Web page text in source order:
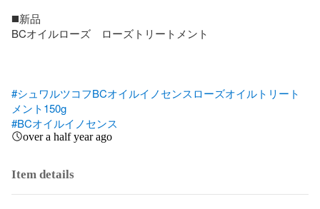
◼️新品
BCオイルローズ　ローズトリートメント
#シュワルツコフBCオイルイノセンスローズオイルトリート
メント150g
#BCオイルイノセンス
over a half year ago
Item details